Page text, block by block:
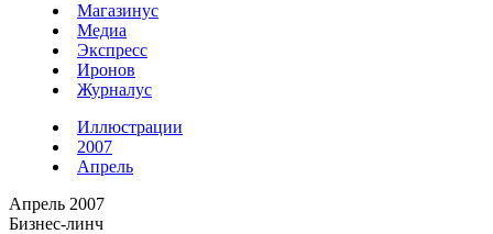
Магазинус
Медиа
Экспресс
Иронов
Журналус
Иллюстрации
2007
Апрель
Апрель 2007
Бизнес-линч